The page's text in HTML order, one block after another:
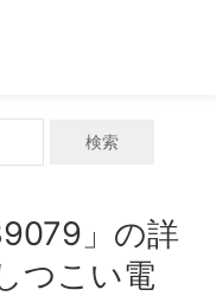
検索
」の詳
つこい電